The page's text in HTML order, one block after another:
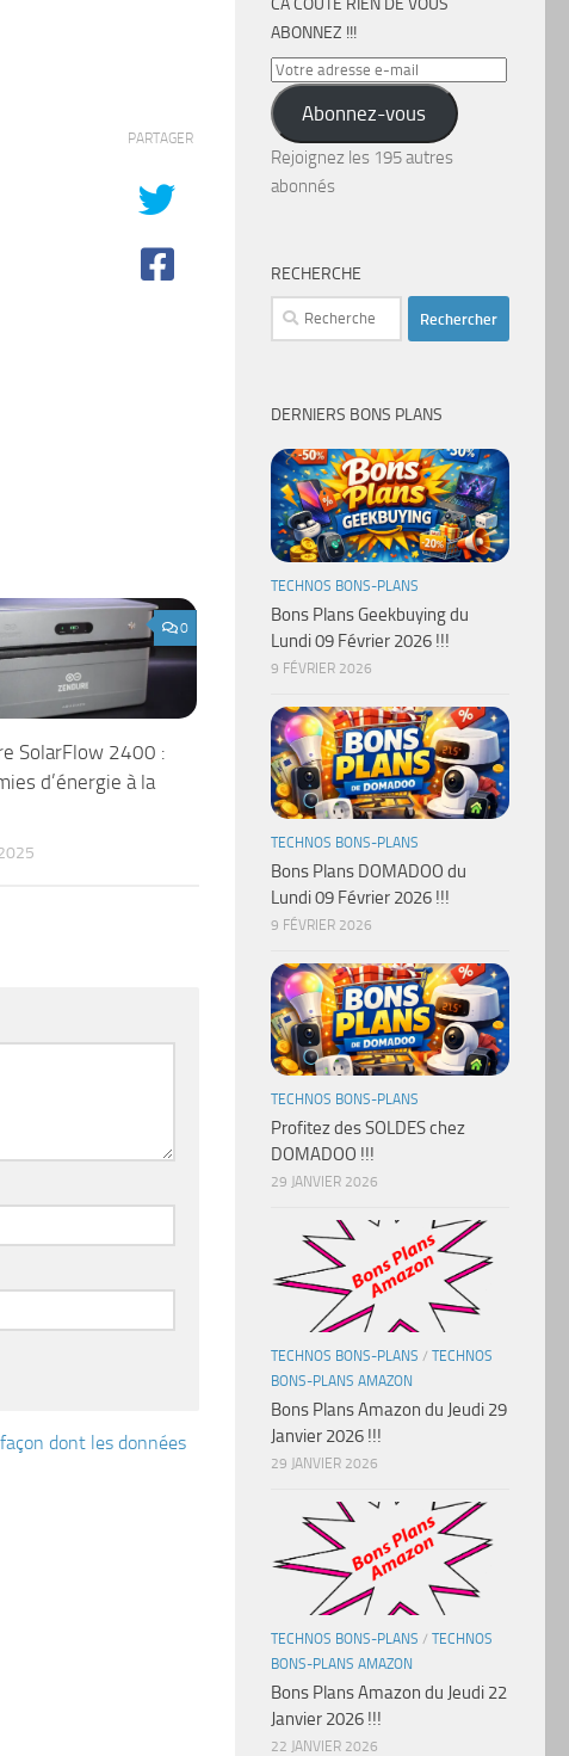
PARTAGER
0
SolarFlow 2400 :
d’énergie à la
dont les données
CA COÛTE RIEN DE VOUS
ABONNEZ !!!
Votre
adresse
e-
mail
Abonnez-vous
Rejoignez les 195 autres
abonnés
RECHERCHE
Rechercher :
DERNIERS BONS PLANS
TECHNOS BONS-PLANS
Bons Plans Geekbuying du
Lundi 09 Février 2026 !!!
9 FÉVRIER 2026
TECHNOS BONS-PLANS
Bons Plans DOMADOO du
Lundi 09 Février 2026 !!!
9 FÉVRIER 2026
TECHNOS BONS-PLANS
Profitez des SOLDES chez
DOMADOO !!!
29 JANVIER 2026
TECHNOS BONS-PLANS / TECHNOS
BONS-PLANS AMAZON
Bons Plans Amazon du Jeudi 29
Janvier 2026 !!!
29 JANVIER 2026
TECHNOS BONS-PLANS / TECHNOS
BONS-PLANS AMAZON
Bons Plans Amazon du Jeudi 22
Janvier 2026 !!!
22 JANVIER 2026